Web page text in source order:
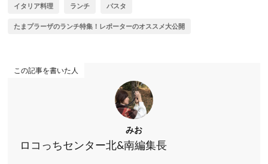
イタリア料理 ランチ パスタ
たまプラーザのランチ特集！レポーターのオススメ大公開
この記事を書いた人
みお
ロコっちセンター北&南編集長